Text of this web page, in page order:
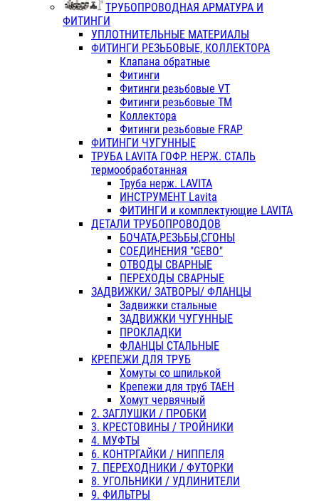
ТРУБОПРОВОДНАЯ АРМАТУРА И
ФИТИНГИ
УПЛОТНИТЕЛЬНЫЕ МАТЕРИАЛЫ
ФИТИНГИ РЕЗЬБОВЫЕ, КОЛЛЕКТОРА
Клапана обратные
Фитинги
Фитинги резьбовые VT
Фитинги резьбовые ТМ
Коллектора
Фитинги резьбовые FRAP
ФИТИНГИ ЧУГУННЫЕ
ТРУБА LAVITA ГОФР. НЕРЖ. СТАЛЬ
термообработанная
Труба нерж. LAVITA
ИНСТРУМЕНТ Lavita
ФИТИНГИ и комплектующие LAVITA
ДЕТАЛИ ТРУБОПРОВОДОВ
БОЧАТА,РЕЗЬБЫ,СГОНЫ
СОЕДИНЕНИЯ "GEBO"
ОТВОДЫ СВАРНЫЕ
ПЕРЕХОДЫ СВАРНЫЕ
ЗАДВИЖКИ/ ЗАТВОРЫ/ ФЛАНЦЫ
Задвижки стальные
ЗАДВИЖКИ ЧУГУННЫЕ
ПРОКЛАДКИ
ФЛАНЦЫ СТАЛЬНЫЕ
КРЕПЕЖИ ДЛЯ ТРУБ
Хомуты со шпилькой
Крепежи для труб ТАЕН
Хомут червячный
2. ЗАГЛУШКИ / ПРОБКИ
3. КРЕСТОВИНЫ / ТРОЙНИКИ
4. МУФТЫ
6. КОНТРГАЙКИ / НИППЕЛЯ
7. ПЕРЕХОДНИКИ / ФУТОРКИ
8. УГОЛЬНИКИ / УДЛИНИТЕЛИ
9. ФИЛЬТРЫ